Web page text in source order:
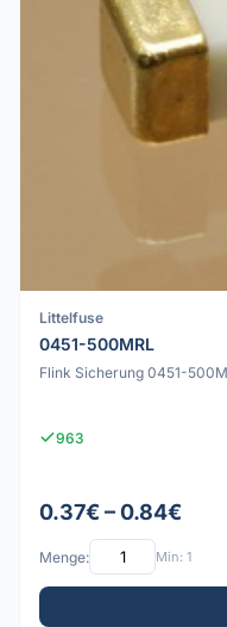
Littelfuse
0451-500MRL
Flink Sicherung 0451-
963
0.37€ – 0.84€
Menge: Min: 1